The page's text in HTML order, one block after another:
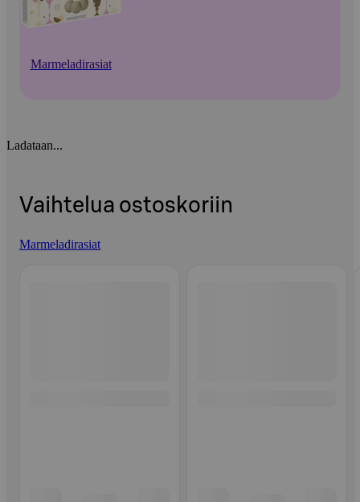
Marmeladirasiat
Ladataan...
Vaihtelua ostoskoriin
Marmeladirasiat